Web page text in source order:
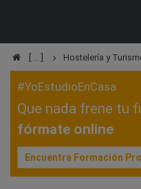
Hostelería y
#YoEstudioEnCasa
Que nada frene tu
fórmate online
Encuentra Formación